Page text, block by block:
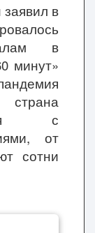
в
в
минут»
с
от
сотни